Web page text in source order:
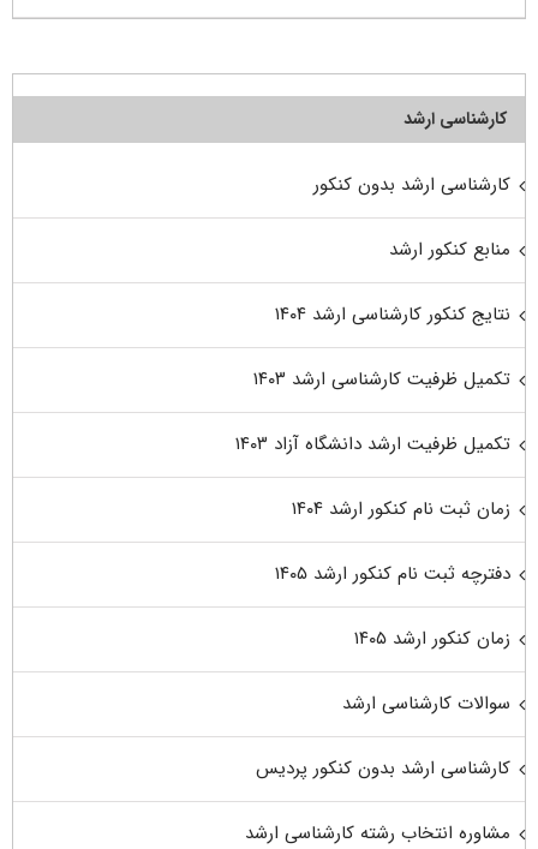
کارشناسی ارشد
کارشناسی ارشد بدون کنکور
منابع کنکور ارشد
نتایج کنکور کارشناسی ارشد ۱۴۰۴
تکمیل ظرفیت کارشناسی ارشد ۱۴۰۳
تکمیل ظرفیت ارشد دانشگاه آزاد ۱۴۰۳
زمان ثبت نام کنکور ارشد ۱۴۰۴
دفترچه ثبت نام کنکور ارشد ۱۴۰۵
زمان کنکور ارشد ۱۴۰۵
سوالات کارشناسی ارشد
کارشناسی ارشد بدون کنکور پردیس
مشاوره انتخاب رشته کارشناسی ارشد